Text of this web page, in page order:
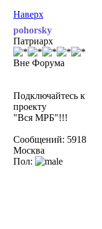
Наверх
pohorsky
Патриарх
Вне Форума
Подключайтесь к
проекту
"Вся МРБ"!!!
Сообщений: 5918
Москва
Пол: